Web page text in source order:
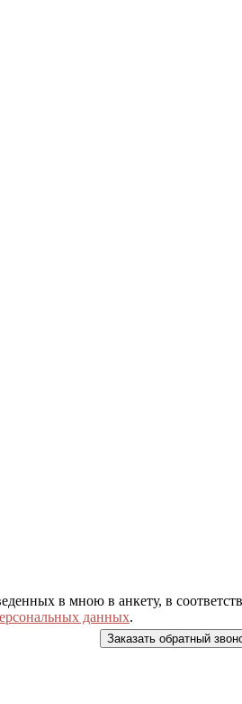
в мною в анкету, в
данных.